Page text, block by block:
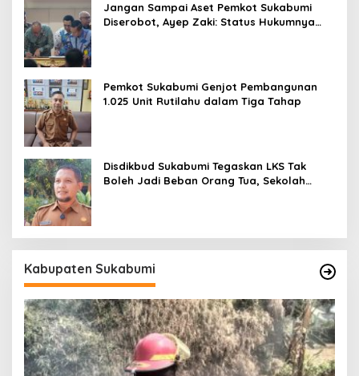
Jangan Sampai Aset Pemkot Sukabumi
Diserobot, Ayep Zaki: Status Hukumnya
Pemkot Sukabumi Genjot Pembangunan
1.025 Unit Rutilahu dalam Tiga Tahap
Disdikbud Sukabumi Tegaskan LKS Tak
Boleh Jadi Beban Orang Tua, Sekolah
Kabupaten Sukabumi